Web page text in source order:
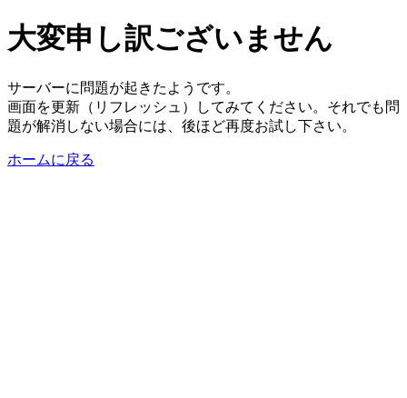
大変申し訳ございません
サーバーに問題が起きたようです。
画面を更新（リフレッシュ）してみてください。それでも問
題が解消しない場合には、後ほど再度お試し下さい。
ホームに戻る